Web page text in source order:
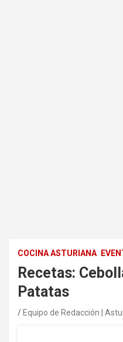
COCINA ASTURIANA
Recetas:
Patatas
Equipo de Redacción |